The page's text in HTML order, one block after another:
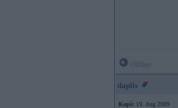
daplis
Kopš: 19. Aug 2009